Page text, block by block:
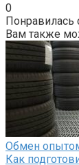
0
Понравилась
Вам также
Обмен
Как